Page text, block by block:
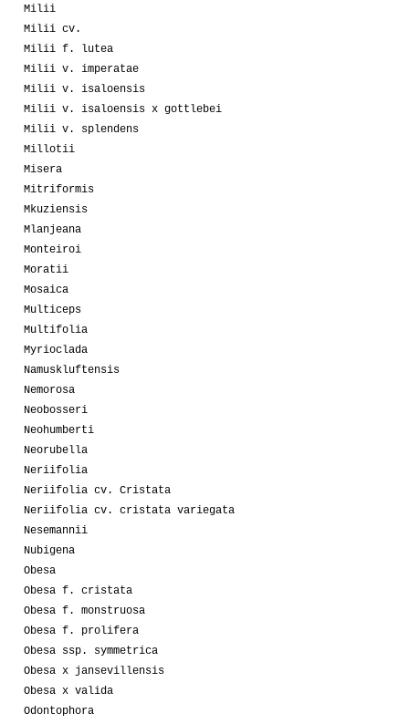
Milii
Milii cv.
Milii f. lutea
Milii v. imperatae
Milii v. isaloensis
Milii v. isaloensis x gottlebei
Milii v. splendens
Millotii
Misera
Mitriformis
Mkuziensis
Mlanjeana
Monteiroi
Moratii
Mosaica
Multiceps
Multifolia
Myrioclada
Namuskluftensis
Nemorosa
Neobosseri
Neohumberti
Neorubella
Neriifolia
Neriifolia cv. Cristata
Neriifolia cv. cristata variegata
Nesemannii
Nubigena
Obesa
Obesa f. cristata
Obesa f. monstruosa
Obesa f. prolifera
Obesa ssp. symmetrica
Obesa x jansevillensis
Obesa x valida
Odontophora